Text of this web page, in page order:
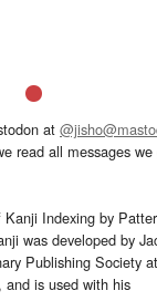
at
read all messages
Indexing by
was developed by
Publishing Society at
and is used with his